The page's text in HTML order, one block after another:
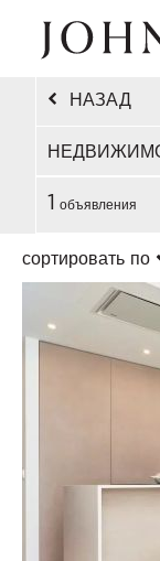
НАЗАД
1 объявления
сортировать по